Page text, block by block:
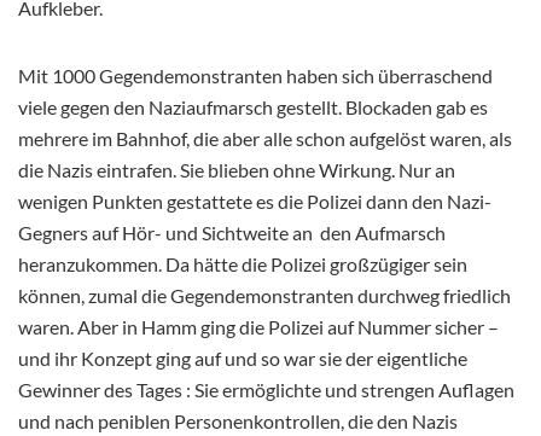
Aufkleber.
Mit 1000 Gegendemonstranten haben sich überraschend
viele gegen den Naziaufmarsch gestellt. Blockaden gab es
mehrere im Bahnhof, die aber alle schon aufgelöst waren, als
die Nazis eintrafen. Sie blieben ohne Wirkung. Nur an
wenigen Punkten gestattete es die Polizei dann den Nazi-
Gegners auf Hör- und Sichtweite an den Aufmarsch
heranzukommen. Da hätte die Polizei großzügiger sein
können, zumal die Gegendemonstranten durchweg friedlich
waren. Aber in Hamm ging die Polizei auf Nummer sicher –
und ihr Konzept ging auf und so war sie der eigentliche
Gewinner des Tages : Sie ermöglichte und strengen Auflagen
und nach peniblen Personenkontrollen, die den Nazis